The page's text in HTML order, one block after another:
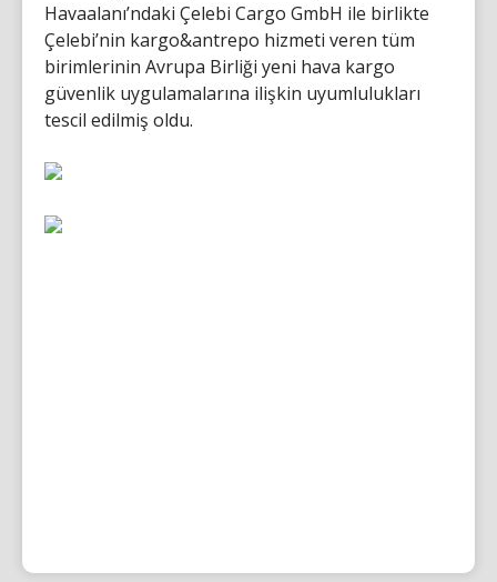
Havaalanı’ndaki Çelebi Cargo GmbH ile birlikte
Çelebi’nin kargo&antrepo hizmeti veren tüm
birimlerinin Avrupa Birliği yeni hava kargo
güvenlik uygulamalarına ilişkin uyumlulukları
tescil edilmiş oldu.